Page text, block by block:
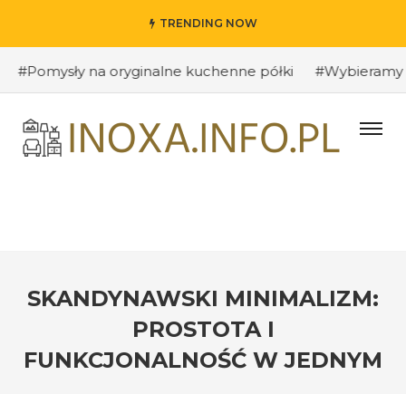
TRENDING NOW
na oryginalne kuchenne półki #Wybieramy
SKANDYNAWSKI MINIMALIZM:
PROSTOTA I
FUNKCJONALNOŚĆ W JEDNYM